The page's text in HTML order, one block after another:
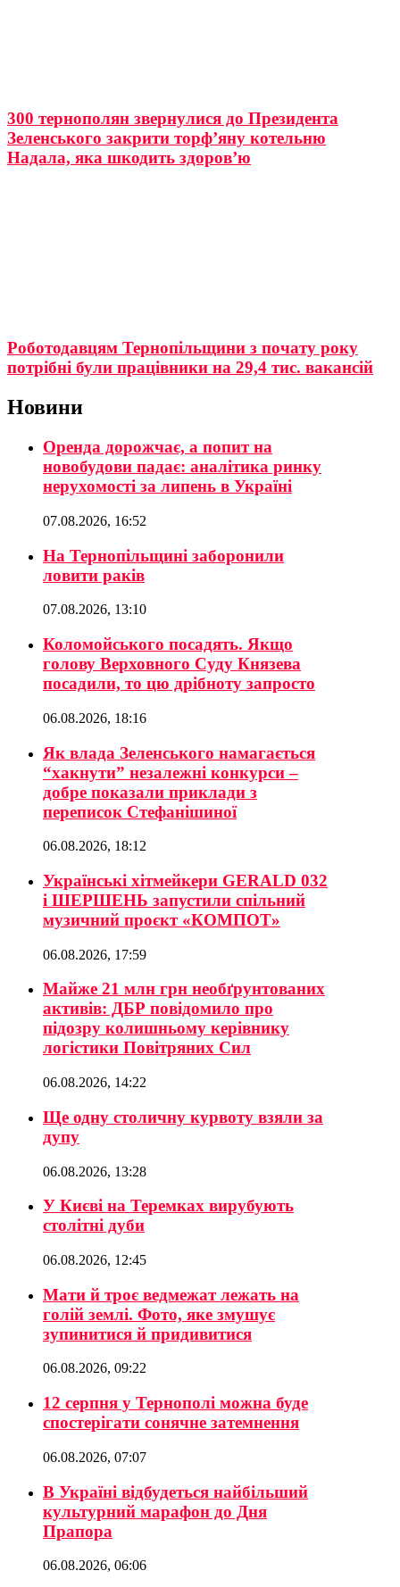
300 тернополян звернулися до Президента
Зеленського закрити торф’яну котельню
Надала, яка шкодить здоров’ю
Роботодавцям Тернопільщини з почату року
потрібні були працівники на 29,4 тис. вакансій
Новини
Оренда дорожчає, а попит на
новобудови падає: аналітика ринку
нерухомості за липень в Україні
07.08.2026, 16:52
На Тернопільщині заборонили
ловити раків
07.08.2026, 13:10
Коломойського посадять. Якщо
голову Верховного Суду Князева
посадили, то цю дрібноту запросто
06.08.2026, 18:16
Як влада Зеленського намагається
“хакнути” незалежні конкурси –
добре показали приклади з
переписок Стефанішиної
06.08.2026, 18:12
Українські хітмейкери GERALD 032
і ШЕРШЕНЬ запустили спільний
музичний проєкт «КОМПОТ»
06.08.2026, 17:59
Майже 21 млн грн необґрунтованих
активів: ДБР повідомило про
підозру колишньому керівнику
логістики Повітряних Сил
06.08.2026, 14:22
Ще одну столичну курвоту взяли за
дупу
06.08.2026, 13:28
У Києві на Теремках вирубують
столітні дуби
06.08.2026, 12:45
Мати й троє ведмежат лежать на
голій землі. Фото, яке змушує
зупинитися й придивитися
06.08.2026, 09:22
12 серпня у Тернополі можна буде
спостерігати сонячне затемнення
06.08.2026, 07:07
В Україні відбудеться найбільший
культурний марафон до Дня
Прапора
06.08.2026, 06:06